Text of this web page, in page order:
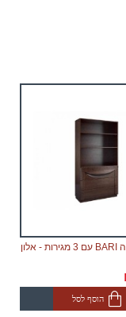
ימי עבודה
שבתון, ערבי חג
לעסקה
הזמנת מחו"ל,
האספקה
זמני
אשר שומר
הגעת המודולים
לאחר אספקת
ויטרינה רחבה BARI עם 3 מגירות - אלון
הוסף לסל